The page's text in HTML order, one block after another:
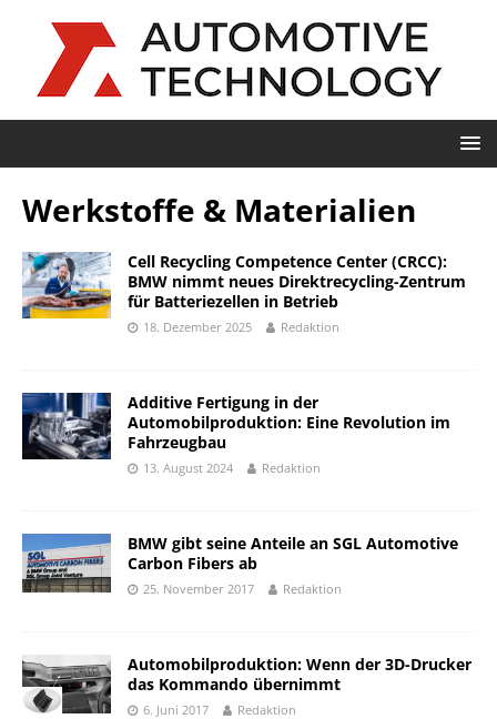
Werkstoffe & Materialien
Cell Recycling Competence Center (CRCC):
BMW nimmt neues Direktrecycling-Zentrum
für Batteriezellen in Betrieb
18. Dezember 2025 Redaktion
Additive Fertigung in der
Automobilproduktion: Eine Revolution im
Fahrzeugbau
13. August 2024 Redaktion
BMW gibt seine Anteile an SGL Automotive
Carbon Fibers ab
25. November 2017 Redaktion
Automobilproduktion: Wenn der 3D-Drucker
das Kommando übernimmt
6. Juni 2017 Redaktion